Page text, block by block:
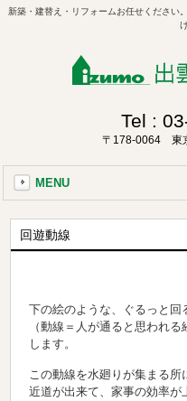
新築・建替え・リフォームお任せください
Tel :
〒178-0064 東
MENU
回遊動線
下の絵のような、ぐるっと回
（動線＝人が通ると思われ
します。
この動線を水廻りが集まる
近道が出来て、家事の効率